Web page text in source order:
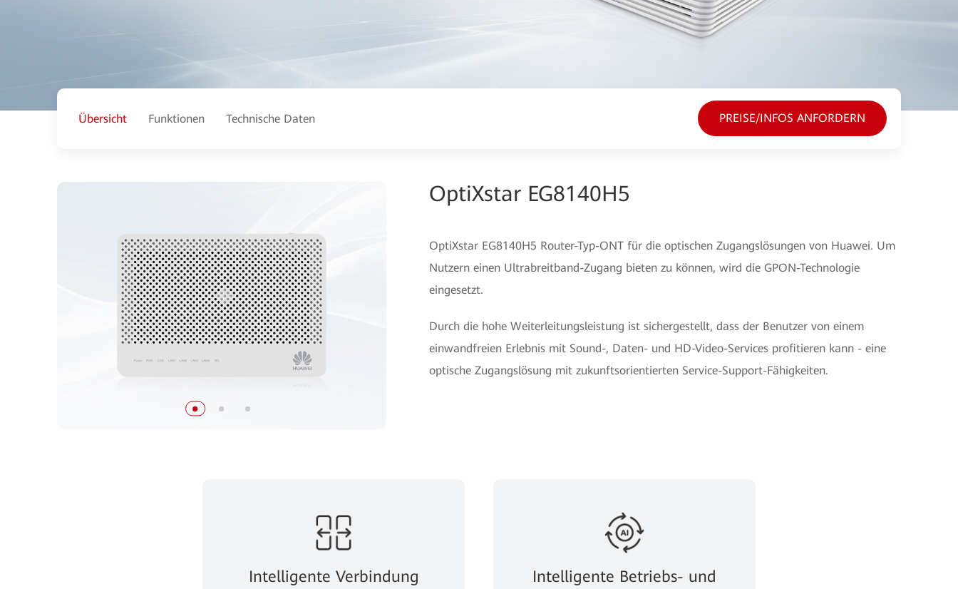
Übersicht Funktionen Technische Daten PREISE/INFOS ANFORDERN
OptiXstar EG8140H5
OptiXstar EG8140H5 Router-Typ-ONT für die optischen Zugangslösungen von Huawei. Um
Nutzern einen Ultrabreitband-Zugang bieten zu können, wird die GPON-Technologie
eingesetzt.
Durch die hohe Weiterleitungsleistung ist sichergestellt, dass der Benutzer von einem
einwandfreien Erlebnis mit Sound-, Daten- und HD-Video-Services profitieren kann - eine
optische Zugangslösung mit zukunftsorientierten Service-Support-Fähigkeiten.
Intelligente Verbindung
Intelligente Betriebs- und